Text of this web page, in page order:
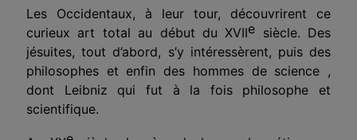
Les Occidentaux, à leur tour, découvrirent ce
curieux art total au début du XVIIe siècle. Des
jésuites, tout d’abord, s’y intéressèrent, puis des
philosophes et enfin des hommes de science ,
dont Leibniz qui fut à la fois philosophe et
scientifique.